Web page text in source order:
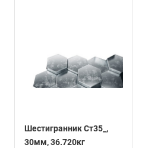
Шестигранник Ст35_,
30мм, 36.720кг